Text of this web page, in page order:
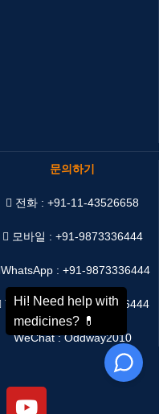
문의하기
전화 : +91-11-43526658
모바일 : +91-9873336444
WhatsApp :+91-9873336444
Telegram : +91-9873336444
WeChat : Oddway2010